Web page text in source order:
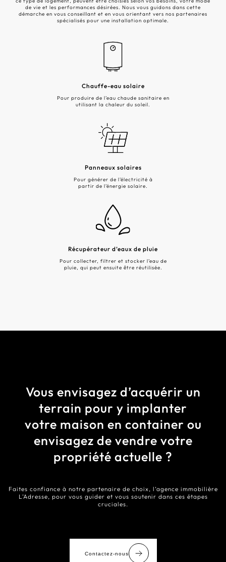
de vie et les performances désirées. Nous vous guidons dans cette
démarche en vous conseillant et en vous orientant vers nos partenaires
spécialisés pour une installation optimale.
Chauffe-eau solaire
Pour produire de l’eau chaude sanitaire en
utilisant la chaleur du soleil.
Panneaux solaires
Pour générer de l’électricité à
partir de l’énergie solaire.
Récupérateur d’eaux de pluie
Pour collecter, filtrer et stocker l’eau de
pluie, qui peut ensuite être réutilisée.
Vous envisagez d’acquérir un
terrain pour y implanter
votre maison en container ou
envisagez de vendre votre
propriété actuelle ?
Faites confiance à notre partenaire de choix, l’agence immobilière
L’Adresse, pour vous guider et vous soutenir dans ces étapes
cruciales.
Contactez-nous